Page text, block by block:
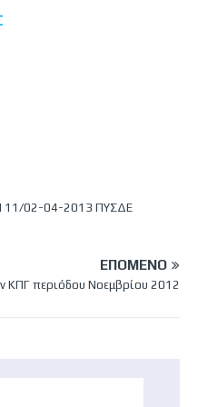
11/02-04-2013 ΠΥΣΔΕ
ΕΠΌΜΕΝΟ
ΚΠΓ περιόδου Νοεμβρίου 2012